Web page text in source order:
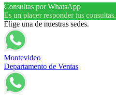
Consultas por WhatsApp
Es un placer responder tus consultas.
Elige una de nuestras sedes.
Montevideo
Departamento de Ventas